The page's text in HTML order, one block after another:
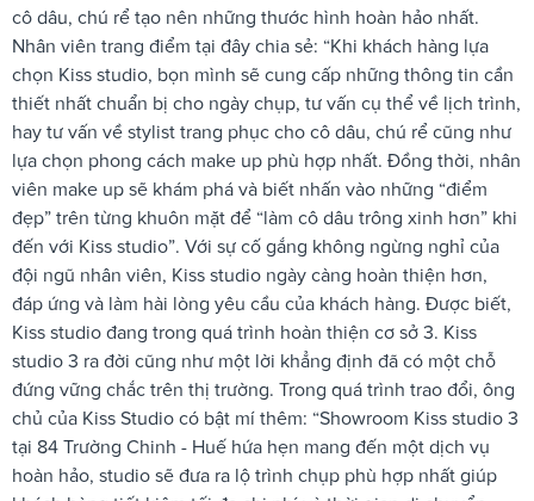
cô dâu, chú rể tạo nên những thước hình hoàn hảo nhất.
Nhân viên trang điểm tại đây chia sẻ: “Khi khách hàng lựa
chọn Kiss studio, bọn mình sẽ cung cấp những thông tin cần
thiết nhất chuẩn bị cho ngày chụp, tư vấn cụ thể về lịch trình,
hay tư vấn về stylist trang phục cho cô dâu, chú rể cũng như
lựa chọn phong cách make up phù hợp nhất. Đồng thời, nhân
viên make up sẽ khám phá và biết nhấn vào những “điểm
đẹp” trên từng khuôn mặt để “làm cô dâu trông xinh hơn” khi
đến với Kiss studio”. Với sự cố gắng không ngừng nghỉ của
đội ngũ nhân viên, Kiss studio ngày càng hoàn thiện hơn,
đáp ứng và làm hài lòng yêu cầu của khách hàng. Được biết,
Kiss studio đang trong quá trình hoàn thiện cơ sở 3. Kiss
studio 3 ra đời cũng như một lời khẳng định đã có một chỗ
đứng vững chắc trên thị trường. Trong quá trình trao đổi, ông
chủ của Kiss Studio có bật mí thêm: “Showroom Kiss studio 3
tại 84 Trường Chinh - Huế hứa hẹn mang đến một dịch vụ
hoàn hảo, studio sẽ đưa ra lộ trình chụp phù hợp nhất giúp